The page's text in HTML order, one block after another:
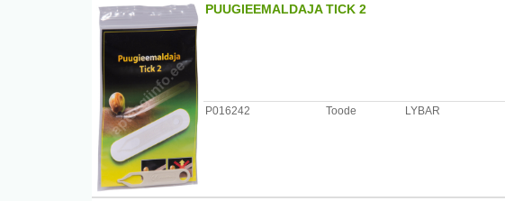
PUUGIEEMALDAJA TICK 2
P016242 Toode LYBAR